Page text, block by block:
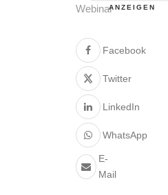
Webinar
Facebook
Twitter
LinkedIn
WhatsApp
E-
Mail
ANZEIGEN